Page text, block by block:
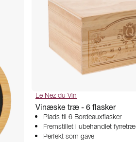
Le Nez du Vin
Vinæske træ - 6 flasker
Plads til 6 Bordeauxflasker
Fremstillet i ubehandlet fyrretræ
Perfekt som gave